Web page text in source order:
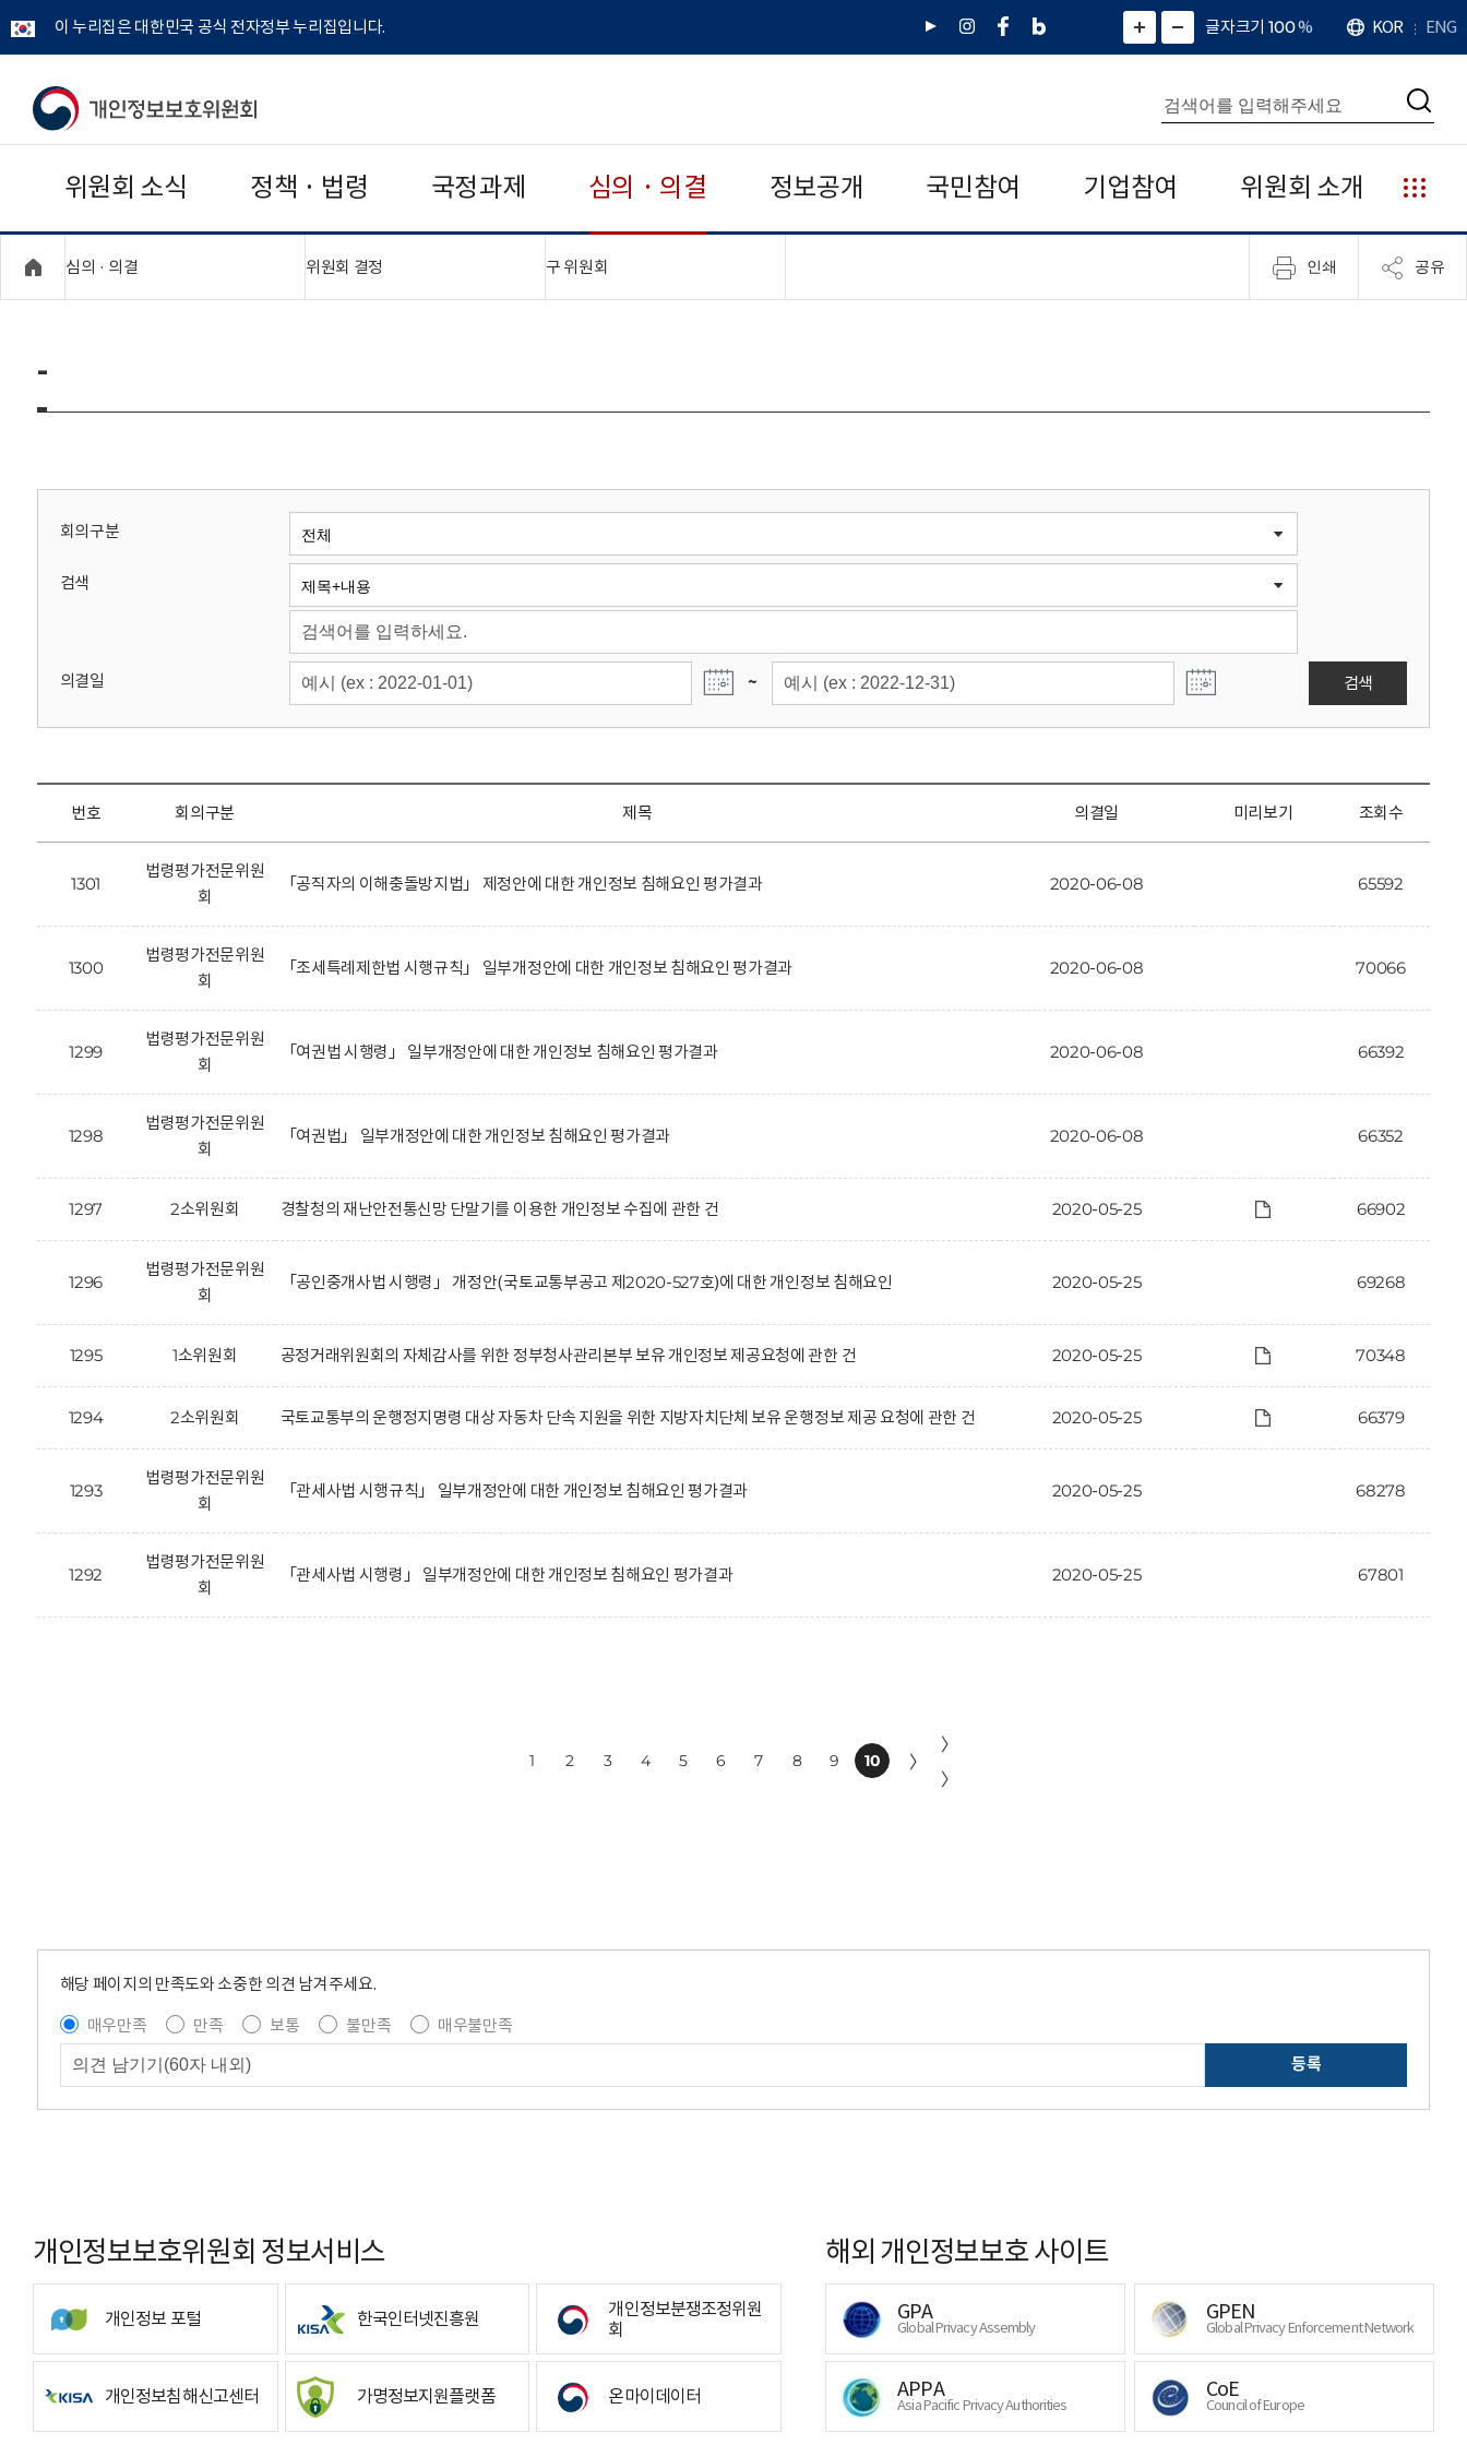
이 누리집은 대한민국 공식 전자정부 누리집입니다.
유
인
페
네
그
)
화
면
면
소
확
대
치
글자크기 100%
언
어
KOR ENG
개
보
보
위
회
통
합
검
색
검
위원회 소식 정책 · 법령 국정과제 심의 · 의결 정보공개 국민참여 기업참여 위원회 소개
누
리
집
안
심의 · 의결 위원회 결정 구 위원회 인쇄 공유
-
회의구분
검색
의결일 ~ 검색
번호 회의구분 제목 의결일 미리보기 조회수
1301
법령평가전문위원
회
「공직자의 이해충돌방지법」 제정안에 대한 개인정보 침해요인 평가결과 2020-06-08 65592
1300
법령평가전문위원
회
「조세특례제한법 시행규칙」 일부개정안에 대한 개인정보 침해요인 평가결과 2020-06-08 70066
1299
법령평가전문위원
회
「여권법 시행령」 일부개정안에 대한 개인정보 침해요인 평가결과 2020-06-08 66392
1298
법령평가전문위원
회
「여권법」 일부개정안에 대한 개인정보 침해요인 평가결과 2020-06-08 66352
1297 2소위원회 경찰청의 재난안전통신망 단말기를 이용한 개인정보 수집에 관한 건 2020-05-25 66902
1296
법령평가전문위원
회
「공인중개사법 시행령」 개정안(국토교통부공고 제2020-527호)에 대한 개인정보 침해요인 2020-05-25 69268
1295 1소위원회 공정거래위원회의 자체감사를 위한 정부청사관리본부 보유 개인정보 제공요청에 관한 건 2020-05-25 70348
1294 2소위원회 국토교통부의 운행정지명령 대상 자동차 단속 지원을 위한 지방자치단체 보유 운행정보 제공 요청에 관한 건 2020-05-25 66379
1293
법령평가전문위원
회
「관세사법 시행규칙」 일부개정안에 대한 개인정보 침해요인 평가결과 2020-05-25 68278
1292
법령평가전문위원
회
「관세사법 시행령」 일부개정안에 대한 개인정보 침해요인 평가결과 2020-05-25 67801
1 2 3 4 5 6 7 8 9 10 〉
〉
〉
해당 페이지의 만족도와 소중한 의견 남겨주세요.
매우만족
만족 보통 불만족
매우불만족
등록
개인정보보호위원회 정보서비스
개인정보 포털 한국인터넷진흥원
개인정보분쟁조정위원
회
개인정보침해신고센터 가명정보지원플랫폼 온마이데이터
해외 개인정보보호 사이트
GPA
Global Privacy Assembly
GPEN
Global Privacy Enforcement Network
APPA
Asia Pacific Privacy Authorities
CoE
Council of Europe